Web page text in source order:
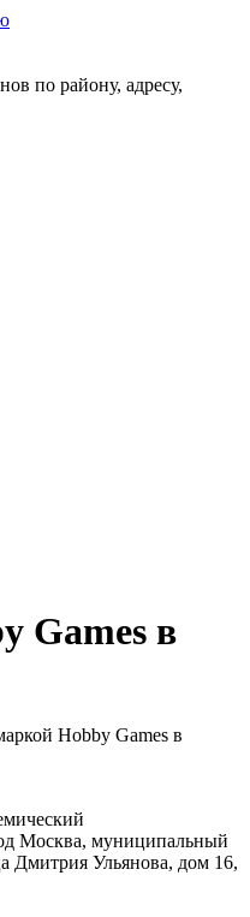
по району, адресу,
Games в
Hobby Games в
Москва, муниципальный
Дмитрия Ульянова, дом 16,